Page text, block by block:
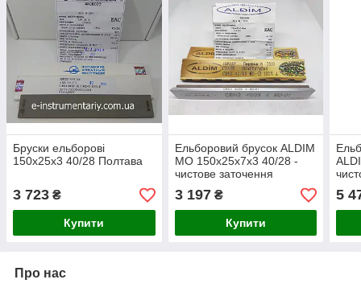
Бруски ельборові
150х25х3 40/28 Полтава
3 723 ₴
Купити
Ельборовий брусок ALDIM
МО 150х25х7х3 40/28 -
чистове заточення
3 197₴
Купити
5
Про нас